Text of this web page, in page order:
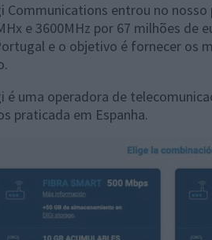
Communications entrou no
e 3600MHz por 67 milhões de
e o objetivo é fornecer os
é uma operadora de
praticada em Espanha.